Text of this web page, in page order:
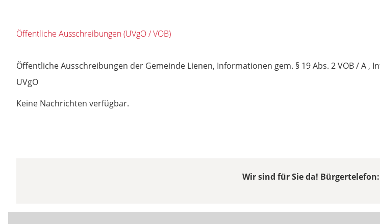
Öffentliche Ausschreibungen (UVgO / VOB)
Öffentliche Ausschreibungen der Gemeinde Lienen, Informationen gem. § 19 Abs. 2 VOB / A ,
UVgO
Keine Nachrichten verfügbar.
Wir sind für Sie da! Bürgertelefon: